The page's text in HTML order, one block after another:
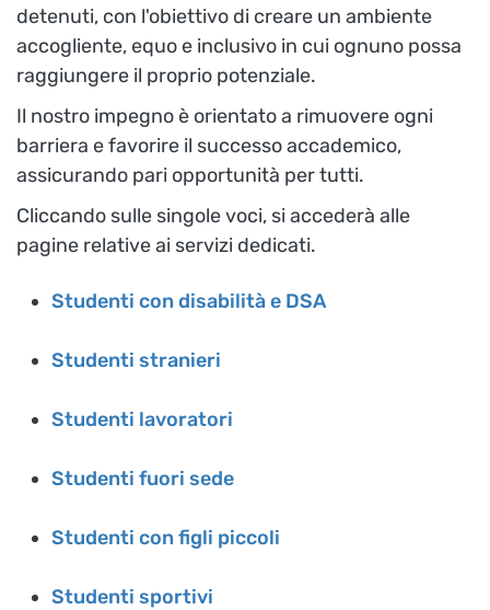
detenuti, con l'obiettivo di creare un ambiente
accogliente, equo e inclusivo in cui ognuno possa
raggiungere il proprio potenziale.
Il nostro impegno è orientato a rimuovere ogni
barriera e favorire il successo accademico,
assicurando pari opportunità per tutti.
Cliccando sulle singole voci, si accederà alle
pagine relative ai servizi dedicati.
Studenti con disabilità e DSA
Studenti stranieri
Studenti lavoratori
Studenti fuori sede
Studenti con figli piccoli
Studenti sportivi